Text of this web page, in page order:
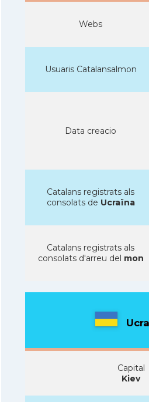
Webs
Usuaris Catalansalmon
Data creacio
Catalans registrats als
consolats de Ucraïna
Catalans registrats als
consolats d'arreu del mon
Capital
Kiev